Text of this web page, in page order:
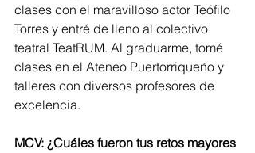
clases con el maravilloso actor Teófilo
Torres y entré de lleno al colectivo
teatral TeatRUM. Al graduarme, tomé
clases en el Ateneo Puertorriqueño y
talleres con diversos profesores de
excelencia.
MCV: ¿Cuáles fueron tus retos mayores